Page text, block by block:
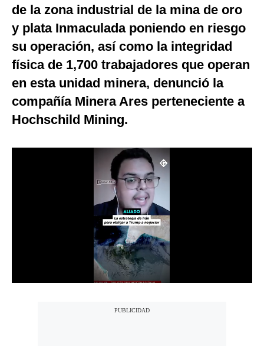
España
Internacional
Club del Suscriptor
Mix
de la zona industrial de la mina de oro
y plata Inmaculada poniendo en riesgo
su operación, así como la integridad
física de 1,700 trabajadores que operan
en esta unidad minera, denunció la
compañía Minera Ares perteneciente a
Hochschild Mining.